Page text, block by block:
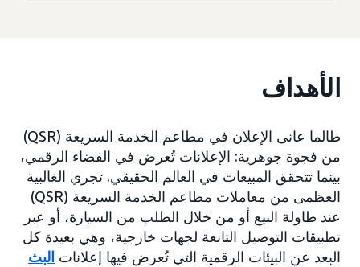
الأهداف
طالما عانى الإعلان في مطاعم الخدمة السريعة (QSR)
من فجوة جوهرية: الإعلانات تُعرض في الفضاء الرقمي،
بينما تتحقق المبيعات في العالم الحقيقي. تجري الغالبية
العظمى من معاملات مطاعم الخدمة السريعة (QSR)
عند طاولة البيع أو من خلال الطلب من السيارة، أو عبر
تطبيقات التوصيل التابعة لجهات خارجية، وهي بعيدة كل
البعد عن البيئات الرقمية التي تُعرض فيها إعلانات البث